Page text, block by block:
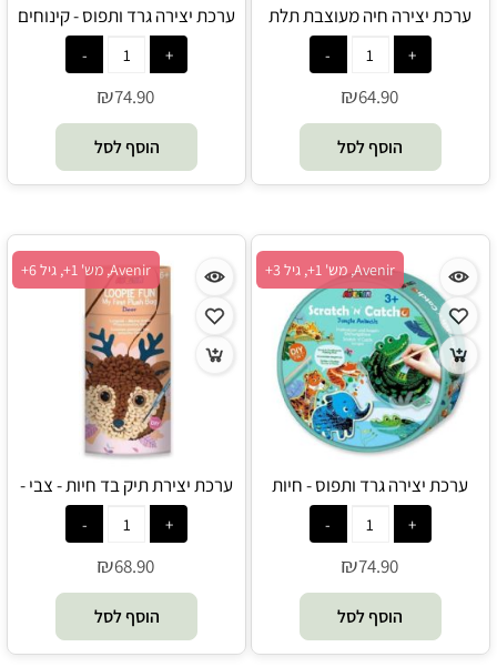
ערכת יצירה חיה מעוצבת תלת
מימדית לתליה - פרפר - Avenir
₪64.90
הוסף לסל
ערכת יצירה גרד ותפוס - קינוחים
טעימים - Avenir
₪74.90
הוסף לסל
Avenir, מש' 1+, גיל 3+
ערכת יצירה גרד ותפוס - חיות
הג'ונגל - Avenir
₪74.90
הוסף לסל
Avenir, מש' 1+, גיל 6+
ערכת יצירת תיק בד חיות - צבי -
Avenir
₪68.90
הוסף לסל